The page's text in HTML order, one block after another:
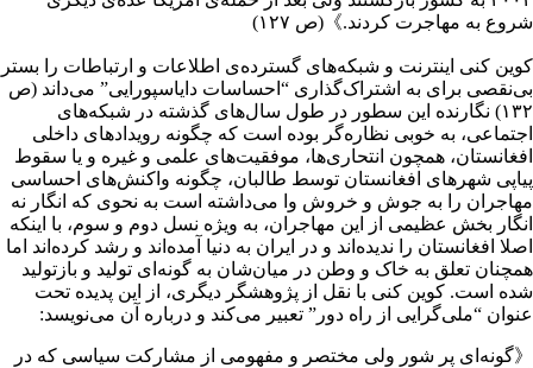
شروع به مهاجرت کردند.》(ص ۱۲۷)
کوین کنی اینترنت و شبکه‌های گسترده‌ی اطلاعات و ارتباطات را بستر
بی‌نقصی برای به اشتراک‌گذاری “احساسات دایاسپورایی” می‌داند (ص
۱۳۲) نگارنده این سطور در طول سال‌های گذشته در شبکه‌های
اجتماعی، به خوبی نظاره‌گر بوده است که چگونه رویدادهای داخلی
افغانستان، همچون انتحاری‌ها، موفقیت‌های علمی و غیره و یا سقوط
پیاپی شهرهای افغانستان توسط طالبان، چگونه واکنش‌های احساسی
مهاجران را به جوش و خروش وا می‌داشته است به نحوی که انگار نه
انگار بخش عظیمی از این مهاجران، به ویژه نسل دوم و سوم، با اینکه
اصلا افغانستان را ندیده‌اند و در ایران به دنیا آمده‌اند و رشد کرده‌اند اما
همچنان تعلق به خاک و وطن در میان‌شان به گونه‌ای تولید و بازتولید
شده است. کوین کنی با نقل از پژوهشگر دیگری، از این پدیده تحت
عنوان “ملی‌گرایی از راه دور” تعبیر می‌کند و درباره آن می‌نویسد:
《گونه‌ای پر شور ولی مختصر و مفهومی از مشارکت سیاسی که در